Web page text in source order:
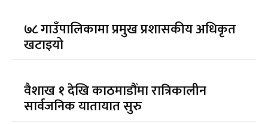
७८ गाउँपालिकामा प्रमुख प्रशासकीय अधिकृत
खटाइयो
वैशाख १ देखि काठमाडौँमा रात्रिकालीन
सार्वजनिक यातायात सुरु